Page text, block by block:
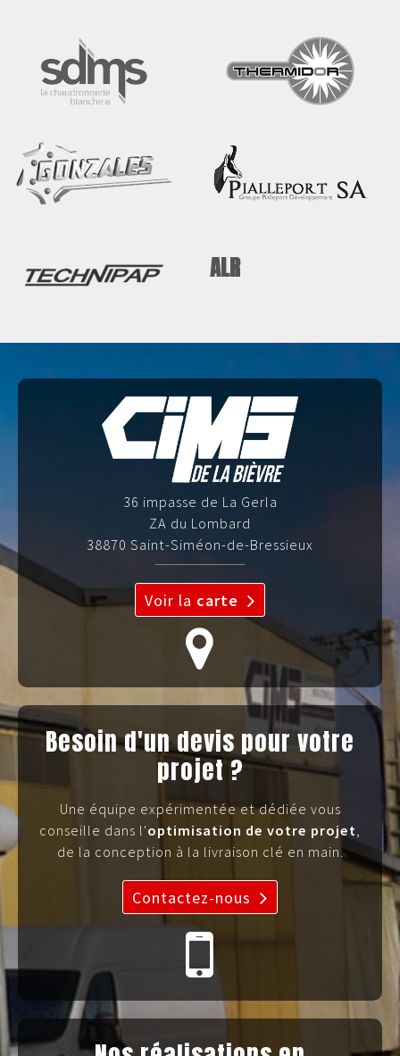
ALR
36 impasse de La Gerla
ZA du Lombard
38870 Saint-Siméon-de-Bressieux
Voir la carte
Besoin d'un devis pour votre
projet ?
Une équipe expérimentée et dédiée vous
conseille dans l'optimisation de votre projet
de la conception à la livraison clé en main.
Contactez-nous